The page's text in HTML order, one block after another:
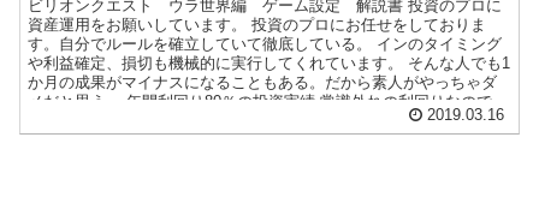
ビリオンクエスト ウラ世界編 ゲーム設定 解説書 投資のプロに
資産運用をお願いしています。 投資のプロにお任せをしておりま
す。自分でルールを確立していて徹底している。 インのタイミング
や利益確定、損切も機械的に実行してくれています。 そんな人でも1
か月の成果がマイナスになることもある。だから素人がやっちゃダ
メだと思う。 年間利回り80％の投資実績 常識外れの利回りなので、
うちの税理士さんが困惑し、疑念を抱いてました。 100万円を預け
ると、1年後には80万円、そのまた1年後に80万円・・・、とお金を
2019.03.16